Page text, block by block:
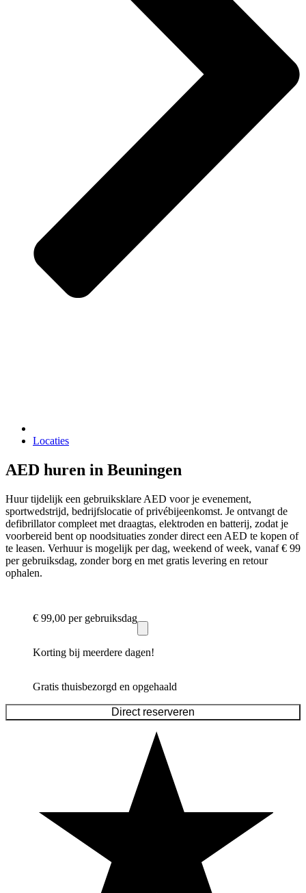
Locaties
AED huren in Beuningen
Huur tijdelijk een gebruiksklare AED voor je evenement,
sportwedstrijd, bedrijfslocatie of privébijeenkomst. Je ontvangt de
defibrillator compleet met draagtas, elektroden en batterij, zodat je
voorbereid bent op noodsituaties zonder direct een AED te kopen of
te leasen. Verhuur is mogelijk per dag, weekend of week, vanaf € 99
per gebruiksdag, zonder borg en met gratis levering en retour
ophalen.
€ 99,00 per gebruiksdag
Korting bij meerdere dagen!
Gratis thuisbezorgd en opgehaald
Direct reserveren